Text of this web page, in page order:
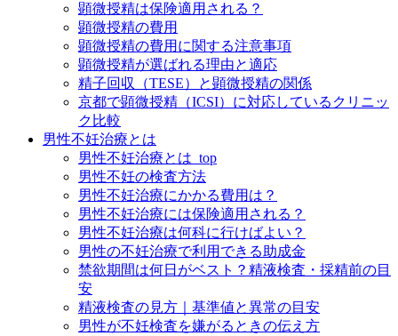
顕微授精は保険適用される？
顕微授精の費用
顕微授精の費用に関する注意事項
顕微授精が選ばれる理由と適応
精子回収（TESE）と顕微授精の関係
京都で顕微授精（ICSI）に対応しているクリニッ
ク比較
男性不妊治療とは
男性不妊治療とは_top
男性不妊の検査方法
男性不妊治療にかかる費用は？
男性不妊治療には保険適用される？
男性不妊治療は何科に行けばよい？
男性の不妊治療で利用できる助成金
禁欲期間は何日がベスト？精液検査・採精前の目
安
精液検査の見方｜基準値と異常の目安
男性が不妊検査を嫌がるときの伝え方